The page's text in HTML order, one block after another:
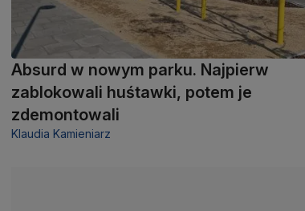
Absurd w nowym parku. Najpierw
zablokowali huśtawki, potem je
zdemontowali
Klaudia Kamieniarz